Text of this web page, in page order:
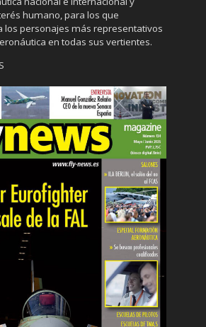
humano, para los que
los personajes más representativos
en todas sus vertientes.